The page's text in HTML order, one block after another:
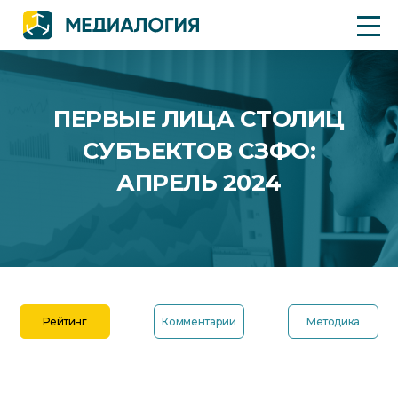
ПЕРВЫЕ ЛИЦА СТОЛИЦ
СУБЪЕКТОВ СЗФО:
АПРЕЛЬ 2024
Рейтинг Комментарии Методика